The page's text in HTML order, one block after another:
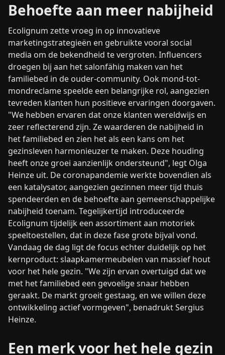
Behoefte aan meer nabijheid
Ecolignum zette vroeg in op innovatieve
marketingstrategieën en gebruikte vooral social
media om de bekendheid te vergroten. Influencers
droegen bij aan het salonfähig maken van het
familiebed in de ouder-community. Ook mond-tot-
mondreclame speelde een belangrijke rol, aangezien
tevreden klanten hun positieve ervaringen doorgaven.
"We hebben ervaren dat onze klanten wereldwijs en
zeer reflecterend zijn. Ze waarderen de nabijheid in
het familiebed en zien het als een kans om het
gezinsleven harmonieuzer te maken. Deze houding
heeft onze groei aanzienlijk ondersteund", legt Olga
Heinze uit. De coronapandemie werkte bovendien als
een katalysator, aangezien gezinnen meer tijd thuis
spendeerden en de behoefte aan gemeenschappelijke
nabijheid toenam. Tegelijkertijd introduceerde
Ecolignum tijdelijk een assortiment aan motoriek
speeltoestellen, dat in deze fase grote bijval vond.
Vandaag de dag ligt de focus echter duidelijk op het
kernproduct: slaapkamermeubelen van massief hout
voor het hele gezin. "We zijn ervan overtuigd dat we
met het familiebed een gevoelige snaar hebben
geraakt. De markt groeit gestaag, en we willen deze
ontwikkeling actief vormgeven", benadrukt Sergius
Heinze.
Een merk voor het hele gezin